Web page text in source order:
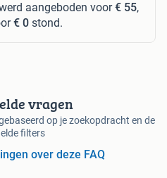
aangeboden voor€ 55,
€ 0 stond.
vragen
op je zoekopdracht en de
filters
over deze FAQ